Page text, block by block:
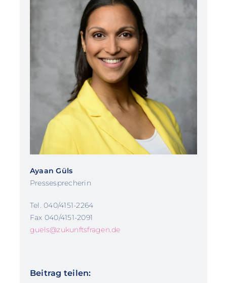
Ayaan Güls
Pressesprecherin
Tel. 040/4151-2264
Fax 040/4151-2091
guels@zukunftsfragen.de
Beitrag teilen: